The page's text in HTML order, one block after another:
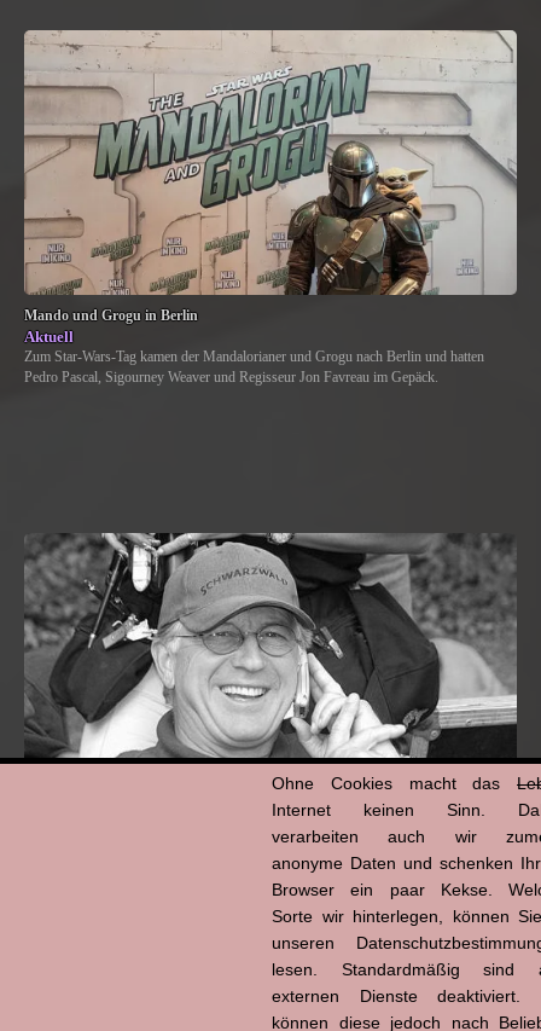
Mando und Grogu in Berlin
Aktuell
Zum Star-Wars-Tag kamen der Mandalorianer und Grogu nach Berlin und hatten
Pedro Pascal, Sigourney Weaver und Regisseur Jon Favreau im Gepäck.
Ohne Cookies macht das
Internet keinen Sinn.
verarbeiten auch wir
anonyme Daten und schenken
Browser ein paar Kekse.
Sorte wir hinterlegen, können
unseren
lesen. Standardmäßig sind
externen Dienste deaktiviert.
können diese jedoch nach